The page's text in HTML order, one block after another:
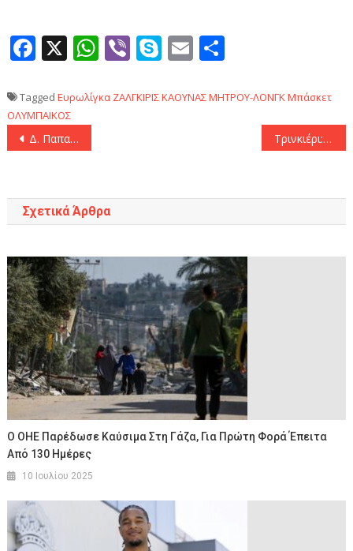
Facebook
X WhatsApp
ViberSkype
Email
Tagged Ευρωλίγκα ΖΑΛΓΚΙΡΙΣ ΚΑΟΥΝΑΣΜΗΤΡΟΥ-ΛΟΝΓΚΜπάσκετ
ΟΛΥΜΠΑΙΚΟΣ
Πλοήγηση
Δ. Παπαστεργίου: «Στόχος μας να σταματήσει η ψηφιακή παραμέληση» Τρινκιέρι: «Κάνουν σπουδαία πράγματα Βεζένκοφ και Φουρνιέ»
Σχετικά Άρθρα
Ο ΟΗΕ Παρέδωσε Καύσιμα Στη Γάζα, Για Πρώτη Φορά Έπειτα
Από 130 Ημέρες
10 Ιουλίου 2025